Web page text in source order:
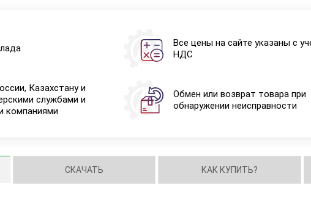
Все цены на сайте указаны с
НДС
Казахстану и
службами и
компаниями
Обмен или возврат товара при
обнаружении неисправности
СКАЧАТЬ КАК КУПИТЬ?